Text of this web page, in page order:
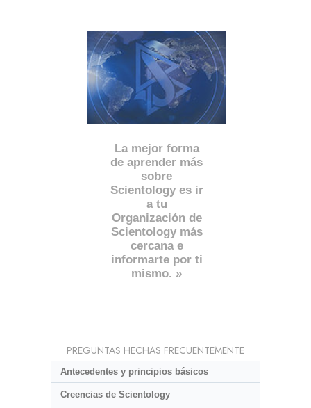
La mejor forma
de aprender más
sobre
Scientology es ir
a tu
Organización de
Scientology más
cercana e
informarte por ti
mismo. »
PREGUNTAS HECHAS FRECUENTEMENTE
Antecedentes y principios básicos
Creencias de Scientology